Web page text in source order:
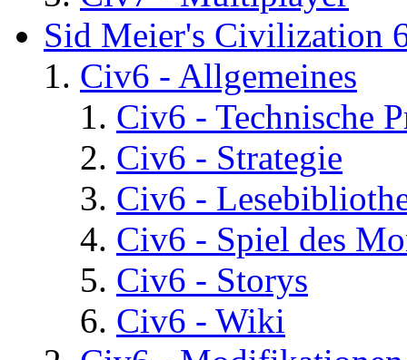
Sid Meier's Civilization
Civ6 - Allgemeines
Civ6 - Technische
Civ6 - Strategie
Civ6 -
Civ6 - Spiel des
Civ6 - Storys
Civ6 - Wiki